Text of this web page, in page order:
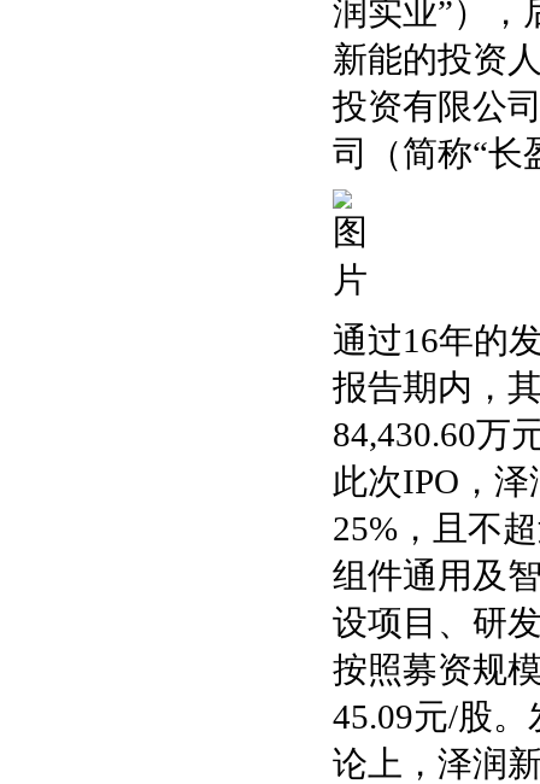
润实业”），
新能的投资
投资有限公
司（简称“长
通过16年的
报告期内，
84,430.60万
此次IPO，
25%，且不
组件通用及
设项目、研
按照募资规
45.09元/股
论上，泽润